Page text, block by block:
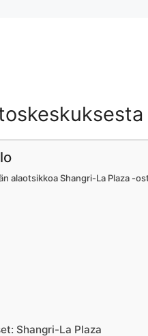
alaotsikkoa Shangri-La Plaza -
Shangri-La Plaza